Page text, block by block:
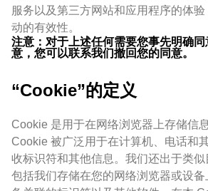
服务以及第三方网站和应用程序的体
动的有效性。
注意：对于上述任何需要您事先明确
意，您可以联系我们撤回您的同意。
“Cookie”的定义
Cookie 是用于在网络浏览器上存储信
Cookie 被广泛用于在计算机、电话和
收标识符和其他信息。我们还出于类似
包括我们存储在您的网络浏览器或设